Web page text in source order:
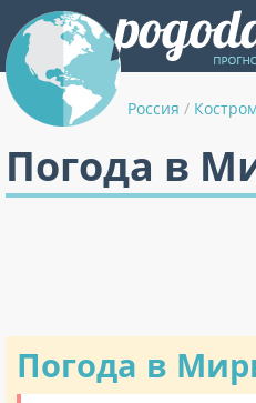
Россия /
Погода в
Погода в